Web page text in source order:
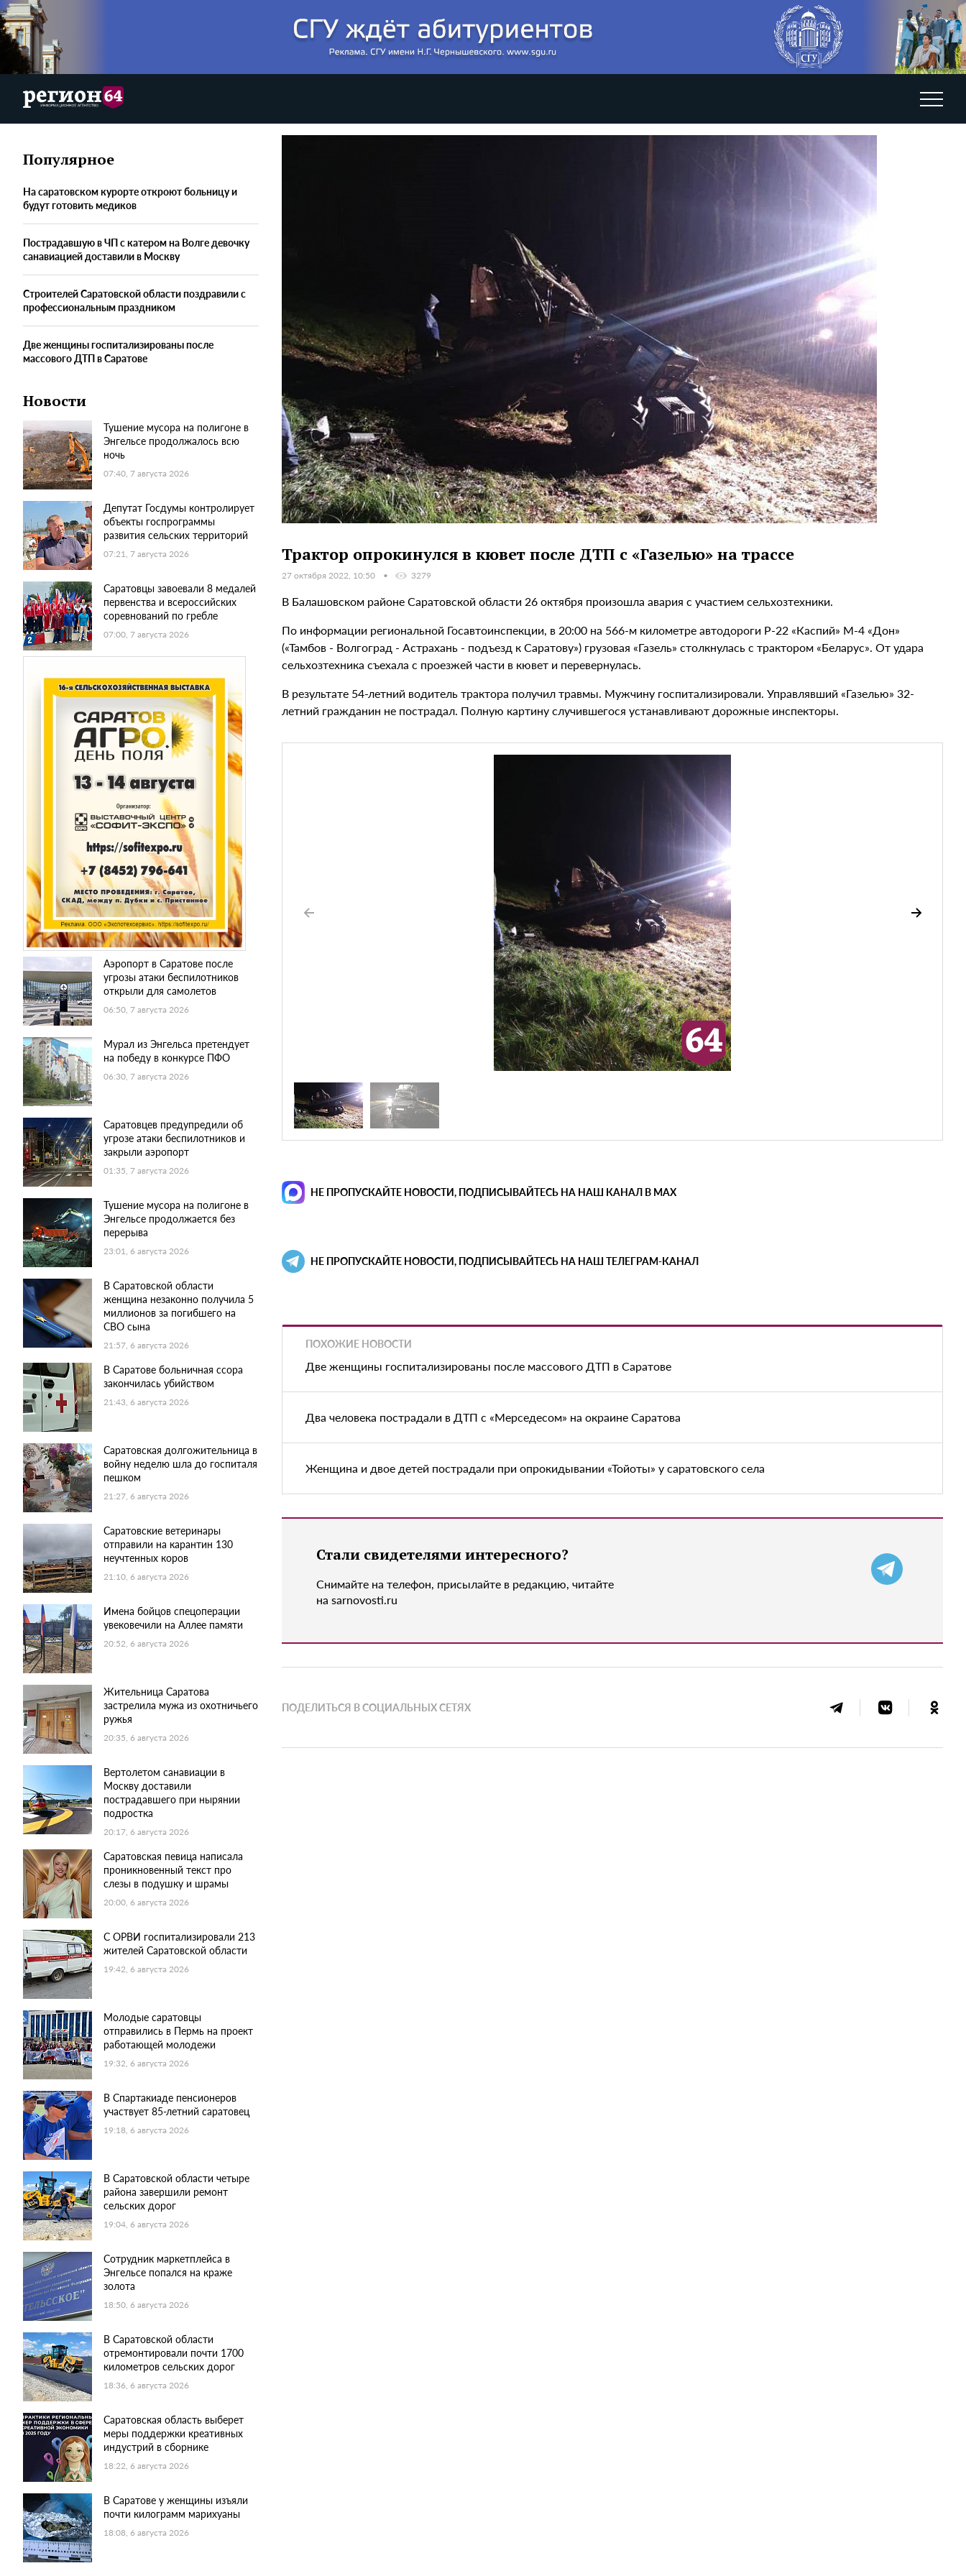
Популярное
На саратовском курорте откроют больницу и
будут готовить медиков
Пострадавшую в ЧП с катером на Волге девочку
санавиацией доставили в Москву
Строителей Саратовской области поздравили с
профессиональным праздником
Две женщины госпитализированы после
массового ДТП в Саратове
Новости
Тушение мусора на полигоне в
Энгельсе продолжалось всю
ночь
07:40, 7 августа 2026
Депутат Госдумы контролирует
объекты госпрограммы
развития сельских территорий
07:21, 7 августа 2026
Саратовцы завоевали 8 медалей
первенства и всероссийских
соревнований по гребле
07:00, 7 августа 2026
Аэропорт в Саратове после
угрозы атаки беспилотников
открыли для самолетов
06:50, 7 августа 2026
Мурал из Энгельса претендует
на победу в конкурсе ПФО
06:30, 7 августа 2026
Саратовцев предупредили об
угрозе атаки беспилотников и
закрыли аэропорт
01:35, 7 августа 2026
Тушение мусора на полигоне в
Энгельсе продолжается без
перерыва
23:01, 6 августа 2026
В Саратовской области
женщина незаконно получила 5
миллионов за погибшего на
СВО сына
21:57, 6 августа 2026
В Саратове больничная ссора
закончилась убийством
21:43, 6 августа 2026
Саратовская долгожительница в
войну неделю шла до госпиталя
пешком
21:27, 6 августа 2026
Саратовские ветеринары
отправили на карантин 130
неучтенных коров
21:10, 6 августа 2026
Имена бойцов спецоперации
увековечили на Аллее памяти
20:52, 6 августа 2026
Жительница Саратова
застрелила мужа из охотничьего
ружья
20:35, 6 августа 2026
Вертолетом санавиации в
Москву доставили
пострадавшего при нырянии
подростка
20:17, 6 августа 2026
Саратовская певица написала
проникновенный текст про
слезы в подушку и шрамы
20:00, 6 августа 2026
С ОРВИ госпитализировали 213
жителей Саратовской области
19:42, 6 августа 2026
Молодые саратовцы
отправились в Пермь на проект
работающей молодежи
19:32, 6 августа 2026
В Спартакиаде пенсионеров
участвует 85-летний саратовец
19:18, 6 августа 2026
В Саратовской области четыре
района завершили ремонт
сельских дорог
19:04, 6 августа 2026
Сотрудник маркетплейса в
Энгельсе попался на краже
золота
18:50, 6 августа 2026
В Саратовской области
отремонтировали почти 1700
километров сельских дорог
18:36, 6 августа 2026
Саратовская область выберет
меры поддержки креативных
индустрий в сборнике
18:22, 6 августа 2026
В Саратове у женщины изъяли
почти килограмм марихуаны
18:08, 6 августа 2026
Трактор опрокинулся в кювет после ДТП с «Газелью» на трассе
27 октября 2022, 10:50 3279
В Балашовском районе Саратовской области 26 октября произошла авария с участием сельхозтехники.
По информации региональной Госавтоинспекции, в 20:00 на 566-м километре автодороги Р-22 «Каспий» М-4 «Дон»
(«Тамбов - Волгоград - Астрахань - подъезд к Саратову») грузовая «Газель» столкнулась с трактором «Беларус». От удара
сельхозтехника съехала с проезжей части в кювет и перевернулась.
В результате 54-летний водитель трактора получил травмы. Мужчину госпитализировали. Управлявший «Газелью» 32-
летний гражданин не пострадал. Полную картину случившегося устанавливают дорожные инспекторы.
НЕ ПРОПУСКАЙТЕ НОВОСТИ, ПОДПИСЫВАЙТЕСЬ НА НАШ КАНАЛ В MAX
НЕ ПРОПУСКАЙТЕ НОВОСТИ, ПОДПИСЫВАЙТЕСЬ НА НАШ ТЕЛЕГРАМ-КАНАЛ
ПОХОЖИЕ НОВОСТИ
Две женщины госпитализированы после массового ДТП в Саратове
Два человека пострадали в ДТП с «Мерседесом» на окраине Саратова
Женщина и двое детей пострадали при опрокидывании «Тойоты» у саратовского села
Стали свидетелями интересного?
Снимайте на телефон, присылайте в редакцию, читайте
на sarnovosti.ru
ПОДЕЛИТЬСЯ В СОЦИАЛЬНЫХ СЕТЯХ